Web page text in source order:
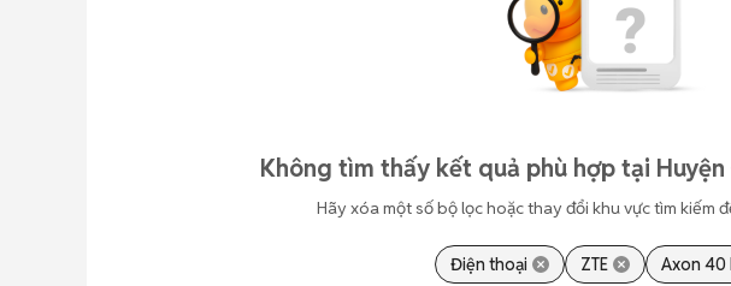
Không tìm thấy kết quả phù hợp tại
Hãy xóa một số bộ lọc hoặc thay đổi khu vực tìm kiếm
Điện thoại ZTE Axon 40